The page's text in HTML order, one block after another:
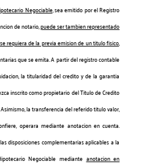
Negociable, sea emitido por el Registro
de notario,puede ser tambien representado
requiera de la previa emision de un titulo fisico,
que se emita. A partir del registro contable
la titularidad del credito y de la garantia
inscrito como propietario del Titulo de Credito
la transferencia del referido titulo valor,
operara mediante anotacion en cuenta.
disposiciones complementarias aplicables a la
Negociable mediante anotacion en